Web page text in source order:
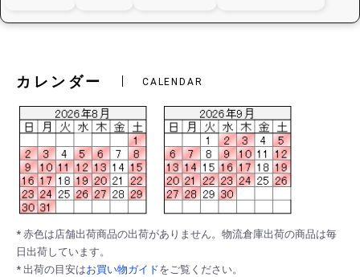
カレンダー CALENDAR
* 赤色は店舗出荷商品の出荷がありません。物流倉庫出荷の商品は毎
日出荷しています。
* 出荷の目安はお買い物ガイドをご覧ください。